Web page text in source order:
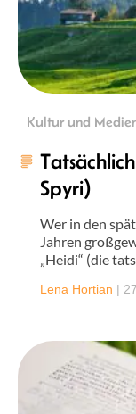
Kultur und
Spyri)
Wer in den
Jahren
„Heidi“ (die
Lena Hortian |